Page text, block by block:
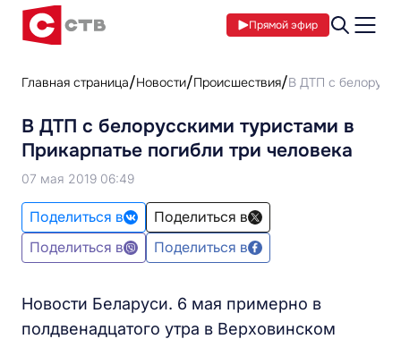
Прямой эфир
Главная страница Новости Происшествия В ДТП с
В ДТП с белорусскими туристами в
Прикарпатье погибли три человека
07 мая 2019 06:49
Поделиться в
Поделиться в
Поделиться в
Поделиться в
Новости Беларуси. 6 мая примерно в
полдвенадцатого утра в Верховинском